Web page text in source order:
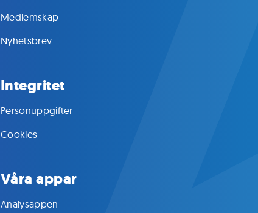
Medlemskap
Nyhetsbrev
Integritet
Personuppgifter
Cookies
Våra appar
Analysappen